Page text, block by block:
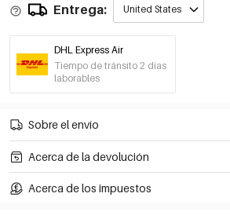
Entrega: United States
DHL Express Air
Tiempo de tránsito 2 días
laborables
Sobre el envío
Acerca de la devolución
Acerca de los impuestos